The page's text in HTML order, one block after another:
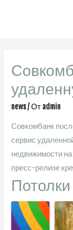
news/ От admin
Совкомбанк
сервис
недвижимости
пресс-релизе